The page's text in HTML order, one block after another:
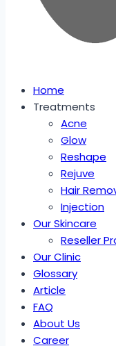
Home
Treatments
Acne
Glow
Reshape
Rejuve
Hair
Injection
Our Skincare
Reseller
Our Clinic
Glossary
Article
FAQ
About Us
Career